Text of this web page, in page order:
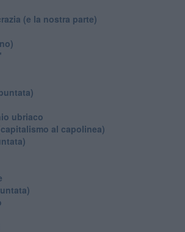
(e la nostra parte)
ubriaco
al capolinea)